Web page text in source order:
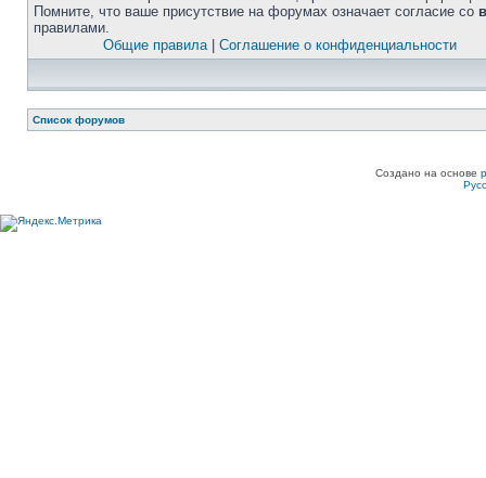
Помните, что ваше присутствие на форумах означает согласие со
правилами.
Общие правила| Соглашение о конфиденциальности
Список форумов
Создано на основе